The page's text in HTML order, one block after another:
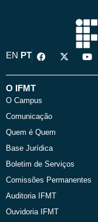
EN PT
F
a
e
o
k
X
-
w
Y
o
t
O IFMT
O Campus
Comunicação
Quem é Quem
Base Jurídica
Boletim de Serviços
Comissões Permanentes
Auditoria IFMT
Ouvidoria IFMT